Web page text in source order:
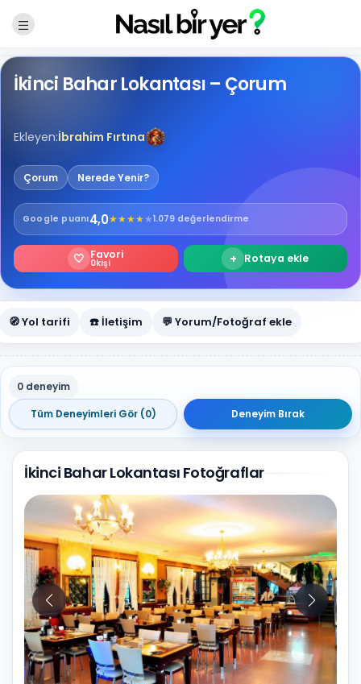
İkinci Bahar Lokantası – Çorum
Ekleyen:İbrahim Fırtına
Çorum Nerede Yenir?
Google puanı4,0★★★★★1.079 değerlendirme
🤍 Favori
0kişi + Rotaya ekle
🧭 Yol tarifi ☎️ İletişim 💬 Yorum/Fotoğraf ekle
0 deneyim
Tüm Deneyimleri Gör (0)
Deneyim Bırak
İkinci Bahar Lokantası Fotoğraflar
10Fotoğraf